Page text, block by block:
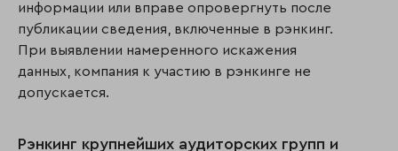
информации или вправе опровергнуть после
публикации сведения, включенные в рэнкинг.
При выявлении намеренного искажения
данных, компания к участию в рэнкинге не
допускается.
Рэнкинг крупнейших аудиторских групп и